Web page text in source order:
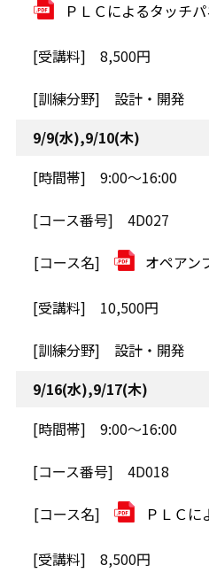
ＰＬＣによるタッチ
8,500円
設計・開発
9/9(水),9/10(木)
9:00～16:00
4D027
オペアン
10,500円
設計・開発
9/16(水),9/17(木)
9:00～16:00
4D018
ＰＬＣに
8,500円